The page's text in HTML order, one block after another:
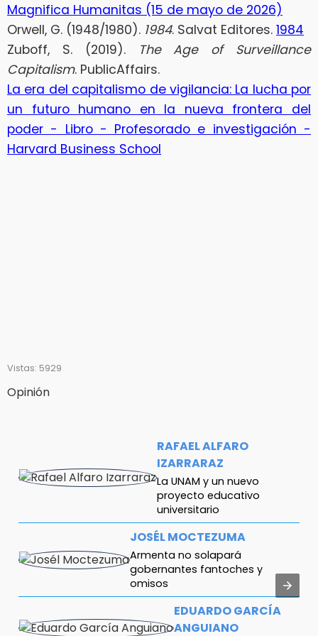
Magnifica Humanitas (15 de mayo de 2026)
Orwell, G. (1948/1980). 1984. Salvat Editores. 1984
Zuboff, S. (2019).
The Age of Surveillance
Capitalism. PublicAffairs.
La era del capitalismo de vigilancia: La lucha por
un futuro humano en la nueva frontera del
poder - Libro - Profesorado e investigación -
Harvard Business School
Vistas: 5929
Opinión
RAFAEL ALFARO
IZARRARAZ
La UNAM y un nuevo
proyecto educativo
universitario
JOSÉL MOCTEZUMA
Armenta no solapará
gobernantes fantoches y
omisos
EDUARDO GARCÍA
ANGUIANO